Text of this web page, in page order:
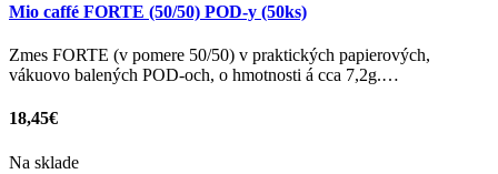
Mio caffé FORTE (50/50) POD-y (50ks)
Zmes FORTE (v pomere 50/50) v praktických papierových,
vákuovo balených POD-och, o hmotnosti á cca 7,2g.…
18,45€
Na sklade